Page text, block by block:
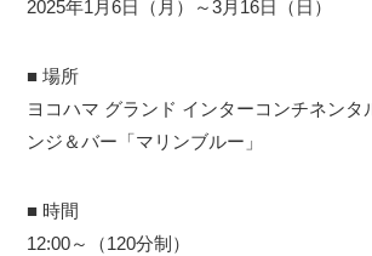
2025年1月6日（月）～3月16日（日）
■ 場所
ヨコハマ グランド インターコンチネンタ
ンジ＆バー「マリンブルー」
■ 時間
12:00～（120分制）